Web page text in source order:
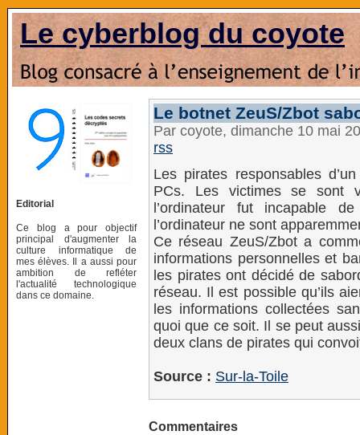
Le cyberblog du coyote
Editorial
Ce blog a pour objectif
principal d'augmenter la
culture informatique de
mes élèves. Il a aussi pour
ambition de refléter
l'actualité technologique
dans ce domaine.
Le botnet ZeuS/Zbot
Par coyote, dimanche 10 mai
rss
Les pirates responsables
PCs. Les victimes se sont
l’ordinateur fut incapable
l’ordinateur ne sont
Ce réseau ZeuS/Zbot a
informations personnelles et
les pirates ont décidé de
réseau. Il est possible qu’ils
les informations collectées
quoi que ce soit. Il se peut
deux clans de pirates qui
Source : Sur-la-Toile
Commentaires